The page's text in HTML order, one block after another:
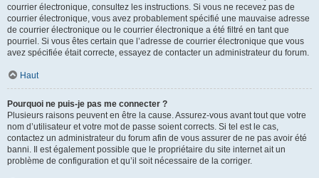
courrier électronique, consultez les instructions. Si vous ne recevez pas de
courrier électronique, vous avez probablement spécifié une mauvaise adresse
de courrier électronique ou le courrier électronique a été filtré en tant que
pourriel. Si vous êtes certain que l’adresse de courrier électronique que vous
avez spécifiée était correcte, essayez de contacter un administrateur du forum.
Haut
Pourquoi ne puis-je pas me connecter ?
Plusieurs raisons peuvent en être la cause. Assurez-vous avant tout que votre
nom d’utilisateur et votre mot de passe soient corrects. Si tel est le cas,
contactez un administrateur du forum afin de vous assurer de ne pas avoir été
banni. Il est également possible que le propriétaire du site internet ait un
problème de configuration et qu’il soit nécessaire de la corriger.